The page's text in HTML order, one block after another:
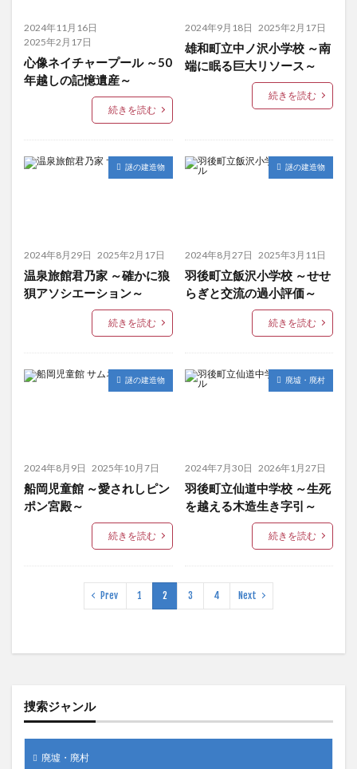
2024年11月16日
2025年2月17日
心像ネイチャープール ～50
年越しの記憶遺産～
続きを読む
2024年9月18日 2025年2月17日
雄和町立中ノ沢小学校 ～南
端に眠る巨大リソース～
続きを読む
謎の建造物
2024年8月29日 2025年2月17日
温泉旅館君乃家 ～確かに狼
狽アソシエーション～
続きを読む
謎の建造物
2024年8月27日 2025年3月11日
羽後町立飯沢小学校 ～せせ
らぎと交流の過小評価～
続きを読む
謎の建造物
2024年8月9日 2025年10月7日
船岡児童館 ～愛されしピン
ポン宮殿～
続きを読む
廃墟・廃村
2024年7月30日 2026年1月27日
羽後町立仙道中学校 ～生死
を越える木造生き字引～
続きを読む
Prev 1 2 3 4 Next
捜索ジャンル
廃墟・廃村